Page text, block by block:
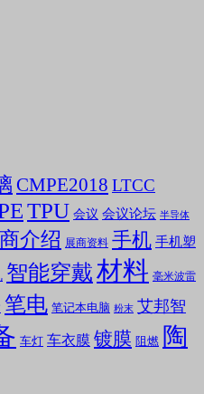
CMPE2018 LTCC
TPU 会议 会议论坛 半导体
介绍 展商资料 手机 手机塑
智能穿戴材料 毫米波雷
笔电 笔记本电脑 粉末 艾邦智
车灯 车衣膜 镀膜 阻燃 陶